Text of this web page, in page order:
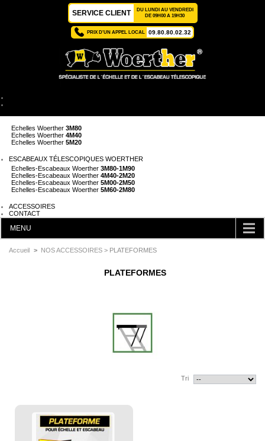
SERVICE CLIENT
DU LUNDI AU VENDREDI
DE 09H00 A 19H30
PRIX D'UN APPEL LOCAL 09.80.80.02.32
Echelles Woerther 3M80
Echelles Woerther 4M40
Echelles Woerther 5M20
ESCABEAUX TÉLESCOPIQUES WOERTHER
Echelles-Escabeaux Woerther 3M80-1M90
Echelles-Escabeaux Woerther 4M40-2M20
Echelles-Escabeaux Woerther 5M00-2M50
Echelles-Escabeaux Woerther 5M60-2M80
ACCESSOIRES
CONTACT
MENU
CATÉGORIES
ROULETTES DE TRANSPORT
TAPIS ANTIDÉRAPANTS
CAISSES A OUTILS WOERTHER
Accueil > NOS ACCESSOIRES > PLATEFORMES
PLATEFORMES
Tri